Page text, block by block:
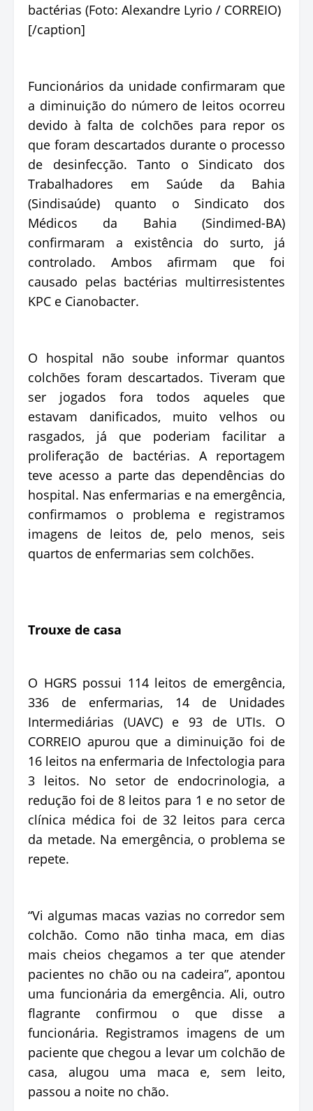
bactérias (Foto: Alexandre Lyrio / CORREIO)
[/caption]
Funcionários da unidade confirmaram que
a diminuição do número de leitos ocorreu
devido à falta de colchões para repor os
que foram descartados durante o processo
de desinfecção. Tanto o Sindicato dos
Trabalhadores em Saúde da Bahia
(Sindisaúde) quanto o Sindicato dos
Médicos da Bahia (Sindimed-BA)
confirmaram a existência do surto, já
controlado. Ambos afirmam que foi
causado pelas bactérias multirresistentes
KPC e Cianobacter.
O hospital não soube informar quantos
colchões foram descartados. Tiveram que
ser jogados fora todos aqueles que
estavam danificados, muito velhos ou
rasgados, já que poderiam facilitar a
proliferação de bactérias. A reportagem
teve acesso a parte das dependências do
hospital. Nas enfermarias e na emergência,
confirmamos o problema e registramos
imagens de leitos de, pelo menos, seis
quartos de enfermarias sem colchões.
Trouxe de casa
O HGRS possui 114 leitos de emergência,
336 de enfermarias, 14 de Unidades
Intermediárias (UAVC) e 93 de UTIs. O
CORREIO apurou que a diminuição foi de
16 leitos na enfermaria de Infectologia para
3 leitos. No setor de endocrinologia, a
redução foi de 8 leitos para 1 e no setor de
clínica médica foi de 32 leitos para cerca
da metade. Na emergência, o problema se
repete.
“Vi algumas macas vazias no corredor sem
colchão. Como não tinha maca, em dias
mais cheios chegamos a ter que atender
pacientes no chão ou na cadeira”, apontou
uma funcionária da emergência. Ali, outro
flagrante confirmou o que disse a
funcionária. Registramos imagens de um
paciente que chegou a levar um colchão de
casa, alugou uma maca e, sem leito,
passou a noite no chão.